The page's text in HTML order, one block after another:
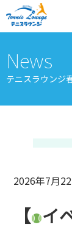
News
テニスラウンジ
2026年7月
【 イ